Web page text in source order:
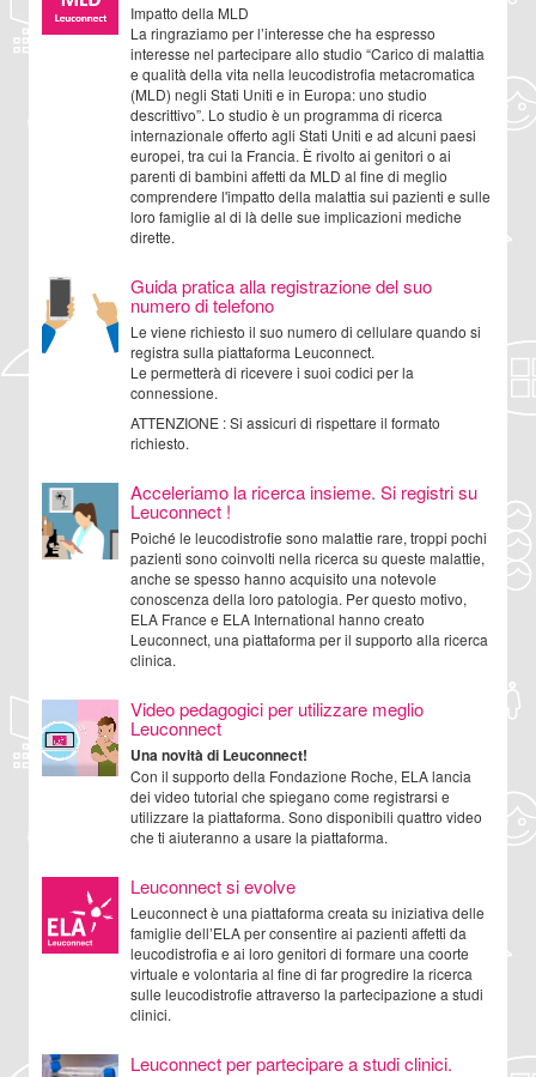
Impatto della MLD
La ringraziamo per l’interesse che ha espresso
interesse nel partecipare allo studio “Carico di malattia
e qualità della vita nella leucodistrofia metacromatica
(MLD) negli Stati Uniti e in Europa: uno studio
descrittivo”. Lo studio è un programma di ricerca
internazionale offerto agli Stati Uniti e ad alcuni paesi
europei, tra cui la Francia. È rivolto ai genitori o ai
parenti di bambini affetti da MLD al fine di meglio
comprendere l'impatto della malattia sui pazienti e sulle
loro famiglie al di là delle sue implicazioni mediche
dirette.
Guida pratica alla registrazione del suo
numero di telefono
Le viene richiesto il suo numero di cellulare quando si
registra sulla piattaforma Leuconnect.
Le permetterà di ricevere i suoi codici per la
connessione.
ATTENZIONE : Si assicuri di rispettare il formato
richiesto.
Acceleriamo la ricerca insieme. Si registri su
Leuconnect !
Poiché le leucodistrofie sono malattie rare, troppi pochi
pazienti sono coinvolti nella ricerca su queste malattie,
anche se spesso hanno acquisito una notevole
conoscenza della loro patologia. Per questo motivo,
ELA France e ELA International hanno creato
Leuconnect, una piattaforma per il supporto alla ricerca
clinica.
Video pedagogici per utilizzare meglio
Leuconnect
Una novità di Leuconnect!
Con il supporto della Fondazione Roche, ELA lancia
dei video tutorial che spiegano come registrarsi e
utilizzare la piattaforma. Sono disponibili quattro video
che ti aiuteranno a usare la piattaforma.
Leuconnect si evolve
Leuconnect è una piattaforma creata su iniziativa delle
famiglie dell’ELA per consentire ai pazienti affetti da
leucodistrofia e ai loro genitori di formare una coorte
virtuale e volontaria al fine di far progredire la ricerca
sulle leucodistrofie attraverso la partecipazione a studi
clinici.
Leuconnect per partecipare a studi clinici.